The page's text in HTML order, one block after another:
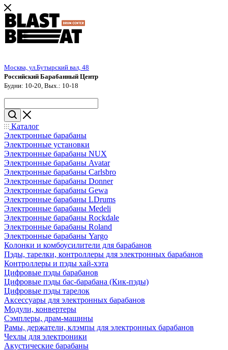
Москва, ул.Бутырский вал, 48
Российский Барабанный Центр
Будни: 10-20, Вых.: 10-18
Каталог
Электронные барабаны
Электронные установки
Электронные барабаны NUX
Электронные барабаны Avatar
Электронные барабаны Carlsbro
Электронные барабаны Donner
Электронные барабаны Gewa
Электронные барабаны LDrums
Электронные барабаны Medeli
Электронные барабаны Rockdale
Электронные барабаны Roland
Электронные барабаны Yargo
Колонки и комбоусилители для барабанов
Пэды, тарелки, контроллеры для электронных барабанов
Контроллеры и пэды хай-хэта
Цифровые пэды барабанов
Цифровые пэды бас-барабана (Кик-пэды)
Цифровые пэды тарелок
Аксессуары для электронных барабанов
Модули, конвертеры
Сэмплеры, драм-машины
Рамы, держатели, клэмпы для электронных барабанов
Чехлы для электроники
Акустические барабаны